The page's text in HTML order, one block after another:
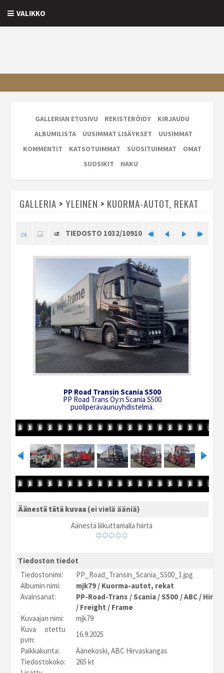
VALIKKO
GALLERIAN ETUSIVU REKISTERÖIDY
KIRJAUDU
ALBUMILISTA
UUSIMMAT LISÄYKSET
UUSIMMAT
KOMMENTIT
KATSOTUIMMAT SUOSITUIMMAT
OMAT
SUOSIKIT
HAKU
GALLERIA > YLEINEN > KUORMA-AUTOT, REKAT
TIEDOSTO 1032/10910
PP Road Transin Scania S500
PP Road Trans Oy:n Scania S500
puoliperävaunuyhdistelmä.
Äänestä tätä kuvaa (ei vielä ääniä)
Äänestä liikuttamalla hiirtä
Tiedoston tiedot
Tiedostonimi:
PP_Road_Transin_Scania_S500_1.jpg
Albumin nimi:
mjk79 / Kuorma-autot, rekat
Avainsanat:
PP-Road-Trans /Scania/S500 /ABC/
/ Freight / Frame
Kuvaajan nimi:
mjk79
Kuva otettu
pvm:
16.9.2025
Paikkakunta:
Äänekoski, ABC Hirvaskangas
Tiedostokoko:
265 kt